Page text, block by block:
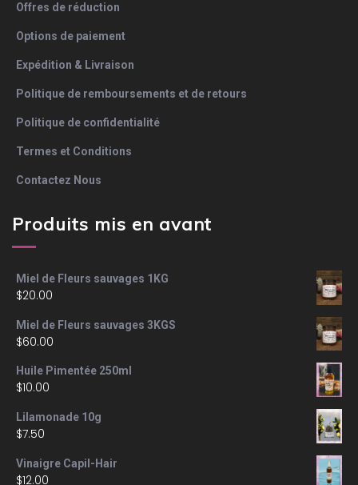
Offres de réduction
Options de paiement
Expédition & Livraison
Politique de remboursements et de retours
Politique de confidentialité
Termes et Conditions
Contactez Nous
Produits mis en avant
Miel de Fleurs sauvages 1KG
$20.00
Miel de Fleurs sauvages 3KGS
$60.00
Huile Pimentée 250ml
$10.00
Lilamonade 10g
$7.50
Vinaigre Capil-Hair
$12.00